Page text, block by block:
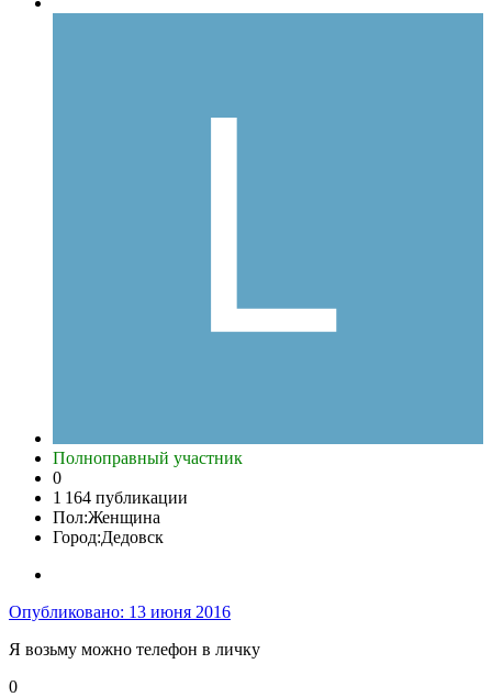
Полноправный участник
0
1 164 публикации
Пол:Женщина
Город:Дедовск
Опубликовано: 13 июня 2016
Я возьму можно телефон в личку
0